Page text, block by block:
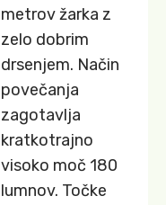
metrov žarka z
zelo dobrim
drsenjem. Način
povečanja
zagotavlja
kratkotrajno
visoko moč 180
lumnov. Točke